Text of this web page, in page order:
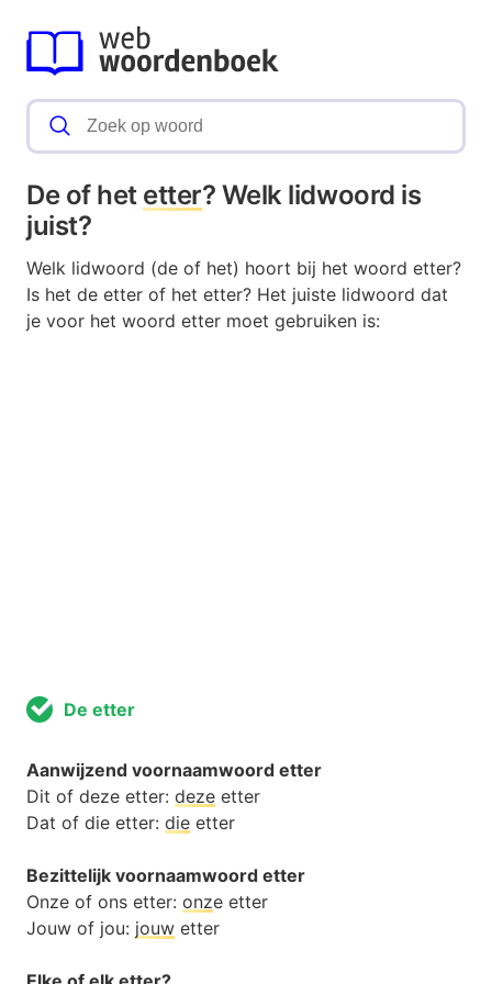
De of het etter? Welk lidwoord is
juist?
Welk lidwoord (de of het) hoort bij het woord etter?
Is het de etter of het etter? Het juiste lidwoord dat
je voor het woord etter moet gebruiken is:
De etter
Aanwijzend voornaamwoord etter
Dit of deze etter: deze etter
Dat of die etter: die etter
Bezittelijk voornaamwoord etter
Onze of ons etter: onze etter
Jouw of jou: jouw etter